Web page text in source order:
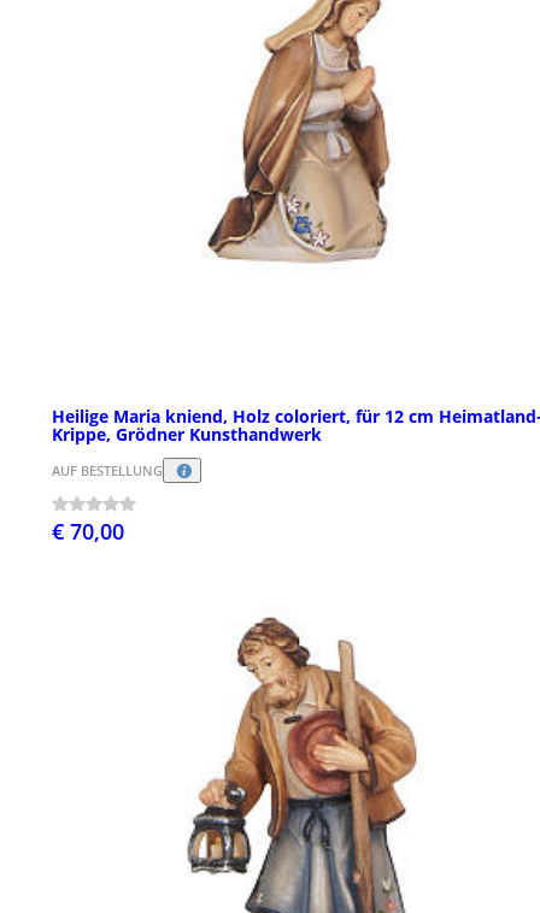
Heilige Maria kniend, Holz coloriert, für 12 cm
Krippe, Grödner Kunsthandwerk
AUF BESTELLUNG
€ 70,00